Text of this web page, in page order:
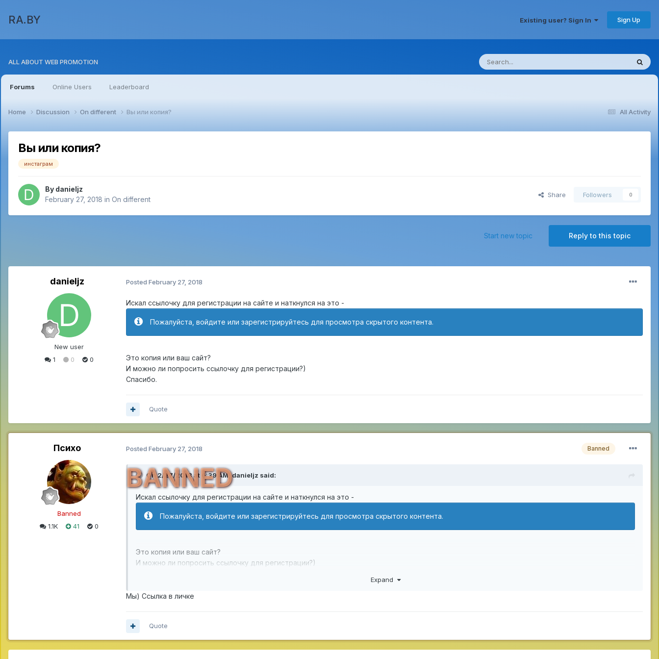
RA.BY Existing user? Sign In Sign Up
ALL ABOUT WEB PROMOTION
Forums Online Users Leaderboard
All Activity
Home Discussion On different Вы или копия?
Вы или копия?
инстаграм
By danieljz
February 27, 2018 in On different
Share Followers 0
Reply to this topic
Start new topic
danieljz
New user
1
0 0
Posted February 27, 2018
Искал ссылочку для регистрации на сайте и наткнулся на это -
Пожалуйста, войдите или зарегистрируйтесь для просмотра скрытого контента.
Это копия или ваш сайт?
И можно ли попросить ссылочку для регистрации?)
Спасибо.
Quote
Психо
Banned
1.1K
41 0
Banned
Posted February 27, 2018
BANNED
On 2/27/2018 at 6:39 AM,danieljz said:
Искал ссылочку для регистрации на сайте и наткнулся на это -
Пожалуйста, войдите или зарегистрируйтесь для просмотра скрытого контента.
Это копия или ваш сайт?
И можно ли попросить ссылочку для регистрации?)
Expand
Мы) Ссылка в личке
Quote